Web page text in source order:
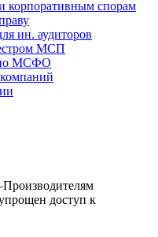
корпоративным спорам
ин. аудиторов
МСП
по МСФО
Производителям
доступ к